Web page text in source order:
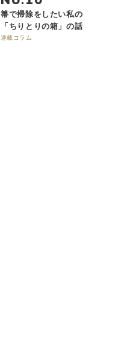
箒で掃除をしたい私の
「ちりとりの箱」の話
連載コラム